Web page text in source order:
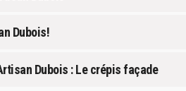
Dubois!
Dubois : Le crépis façade